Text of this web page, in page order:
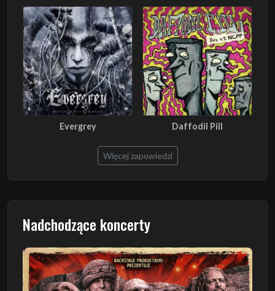
Evergrey Daffodil Pill
Więcej zapowiedzi
Nadchodzące koncerty